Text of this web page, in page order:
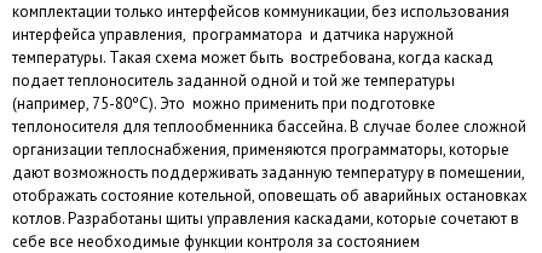
комплектации только интерфейсов коммуникации, без использования
интерфейса управления, программатора и датчика наружной
температуры. Такая схема может быть востребована, когда каскад
подает теплоноситель заданной одной и той же температуры
(например, 75-80ºC). Это можно применить при подготовке
теплоносителя для теплообменника бассейна. В случае более сложной
организации теплоснабжения, применяются программаторы, которые
дают возможность поддерживать заданную температуру в помещении,
отображать состояние котельной, оповещать об аварийных остановках
котлов. Разработаны щиты управления каскадами, которые сочетают в
себе все необходимые функции контроля за состоянием